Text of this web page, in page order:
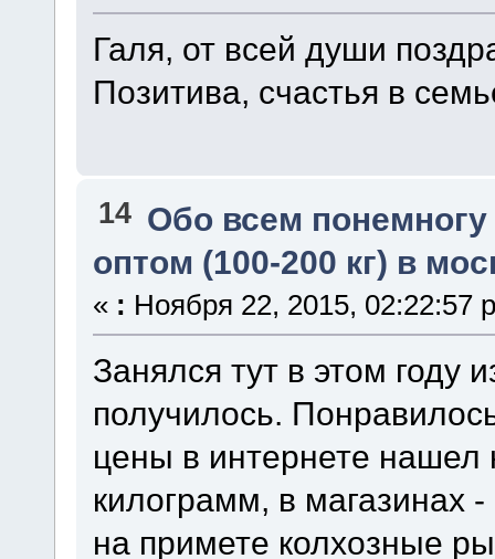
Галя, от всей души
Позитива, счастья в
14 Обо всем понемногу
оптом (100-200 кг) в
« : Ноября 22, 2015, 02:22:57
Занялся тут в этом году
получилось.
цены в интернете нашел
килограмм, в магазинах
на примете колхозные